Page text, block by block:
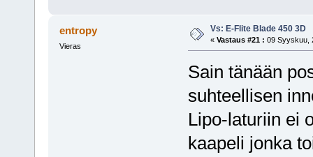
entropy
Vieras
Vs: E-Flite Blade 450 3D
« Vastaus #21 : 09 Syyskuu,
Sain tänään
suhteellisen
Lipo-laturiin ei
kaapeli jonka